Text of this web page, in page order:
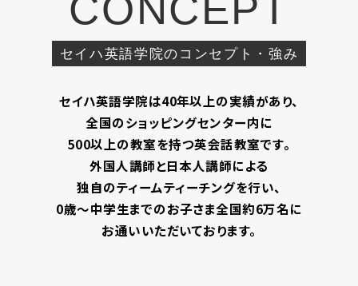
CONCEPT
セイハ英語学院のコンセプト・強み
セイハ英語学院は40年以上の実績があり、
全国のショッピングセンター内に
500以上の教室を持つ英会話教室です。
外国人講師と日本人講師による
独自のティームティーチングを行い、
0歳～中学生までのお子さま全国約6万名に
お通いいただいております。